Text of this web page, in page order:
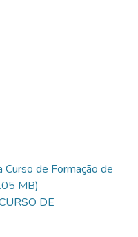
de Formação de
MB)
DE